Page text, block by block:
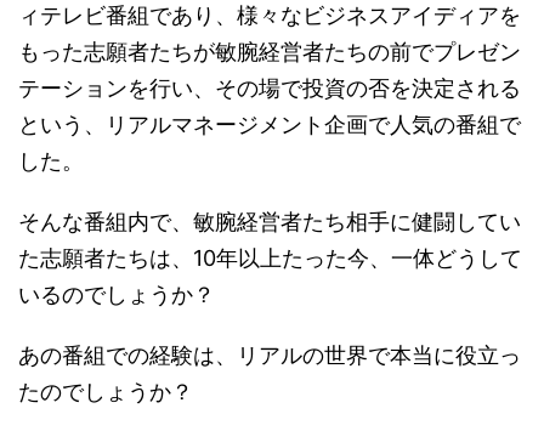
ィテレビ番組であり、様々なビジネスアイディアを
もった志願者たちが敏腕経営者たちの前でプレゼン
テーションを行い、その場で投資の否を決定される
という、リアルマネージメント企画で人気の番組で
した。
そんな番組内で、敏腕経営者たち相手に健闘してい
た志願者たちは、10年以上たった今、一体どうして
いるのでしょうか？
あの番組での経験は、リアルの世界で本当に役立っ
たのでしょうか？